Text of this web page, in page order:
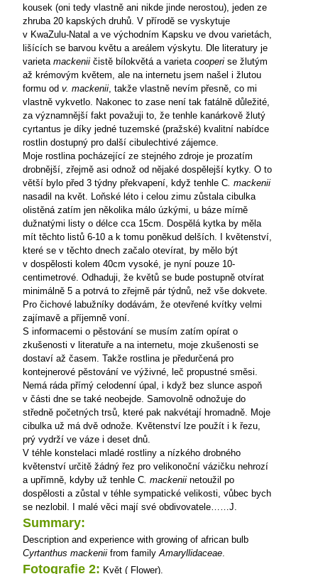
kousek (oni tedy vlastně ani nikde jinde nerostou), jeden ze
zhruba 20 kapských druhů. V přírodě se vyskytuje
v KwaZulu-Natal a ve východním Kapsku ve dvou varietách,
lišících se barvou květu a areálem výskytu. Dle literatury je
varieta mackenii čistě bílokvětá a varieta cooperi se žlutým
až krémovým květem, ale na internetu jsem našel i žlutou
formu od v. mackenii, takže vlastně nevím přesně, co mi
vlastně vykvetlo. Nakonec to zase není tak fatálně důležité,
za významnější fakt považuji to, že tenhle kanárkově žlutý
cyrtantus je díky jedné tuzemské (pražské) kvalitní nabídce
rostlin dostupný pro další cibulechtivé zájemce.
Moje rostlina pocházející ze stejného zdroje je prozatím
drobnější, zřejmě asi odnož od nějaké dospělejší kytky. O to
větší bylo před 3 týdny překvapení, když tenhle C. mackenii
nasadil na květ. Loňské léto i celou zimu zůstala cibulka
olistěná zatím jen několika málo úzkými, u báze mírně
dužnatými listy o délce cca 15cm. Dospělá kytka by měla
mít těchto listů 6-10 ak tomu poněkud delších. I květenství,
které se v těchto dnech začalo otevírat, by mělo být
v dospělosti kolem 40cm vysoké, je nyní pouze 10-
centimetrové. Odhaduji, že květů se bude postupně otvírat
minimálně 5 apotrvá to zřejmě pár týdnů, než vše dokvete.
Pro čichové labužníky dodávám, že otevřené kvítky velmi
zajímavě a příjemně voní.
S informacemi o pěstování se musím zatím opírat o
zkušenosti v literatuře a na internetu, moje zkušenosti se
dostaví až časem. Takže rostlina je předurčená pro
kontejnerové pěstování ve výživné, leč propustné směsi.
Nemá ráda přímý celodenní úpal, i když bez slunce aspoň
v části dne se také neobejde. Samovolně odnožuje do
středně početných trsů, které pak nakvétají hromadně. Moje
cibulka už má dvě odnože. Květenství lze použít i k řezu,
prý vydrží ve váze i deset dnů.
V téhle konstelaci mladé rostliny a nízkého drobného
květenství určitě žádný řez pro velikonoční vázičku nehrozí
a upřímně, kdyby už tenhle C. mackenii netoužil po
dospělosti a zůstal v téhle sympatické velikosti, vůbec bych
se nezlobil. I malé věci mají své obdivovatele……J.
Summary:
Description and experience with growing of african bulb
Cyrtanthus mackenii from familyAmaryllidaceae.
Fotografie 2: Květ ( Flower).